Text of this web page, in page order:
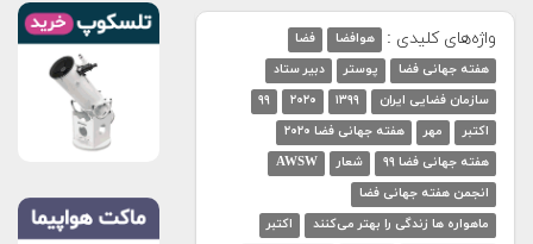
واژه‌های کلیدی : هوافضا
فضا
هفته جهانی فضا
پوستر
دبیر ستاد
سازمان فضایی ایران
۱۳۹۹ ۲۰۲۰
۹۹
اکتبر
مهر
هفته جهانی فضا ۲۰۲۰
هفته جهانی فضا ۹۹
شعار
AWSW
انجمن هفته جهانی فضا
ماهواره ها زندگی را بهتر می‌کنند
اکتبر